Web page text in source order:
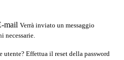
mail Verrà inviato un messaggio
necessarie.
utente? Effettua il reset della password